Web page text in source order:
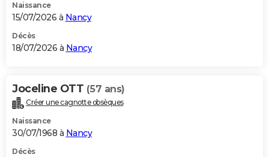
Naissance
15/07/2026 à Nancy
Décès
18/07/2026 à Nancy
Joceline OTT (57 ans)
Créer une cagnotte obsèques
Naissance
30/07/1968 à Nancy
Décès